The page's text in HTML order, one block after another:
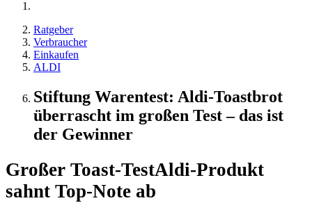
Ratgeber
Verbraucher
Einkaufen
ALDI
Stiftung Warentest: Aldi-Toastbrot
überrascht im großen Test – das ist
der Gewinner
Großer Toast-TestAldi-Produkt
sahnt Top-Note ab